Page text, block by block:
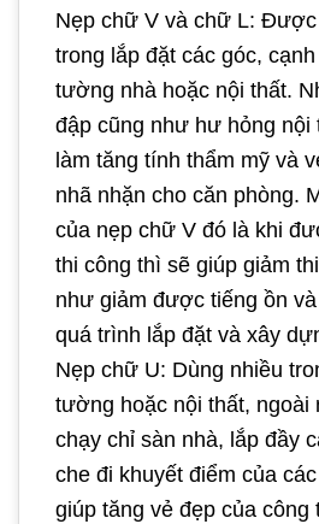
Nẹp chữ V và chữ L: Được
trong lắp đặt các góc,
tường nhà hoặc nội thất.
đập cũng như hư hỏng nội
làm tăng tính thẩm mỹ và
nhã nhặn cho căn phòng.
của nẹp chữ V đó là khi
thi công thì sẽ giúp giảm
như giảm được tiếng ồn
quá trình lắp đặt và xây
Nẹp chữ U: Dùng nhiều
tường hoặc nội thất, ngoài
chạy chỉ sàn nhà, lắp đầy
che đi khuyết điểm của
giúp tăng vẻ đẹp của công